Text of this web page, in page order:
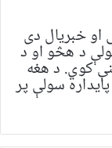
خبریال دی
د هڅو او د
کوي. د هغه
سولې پر